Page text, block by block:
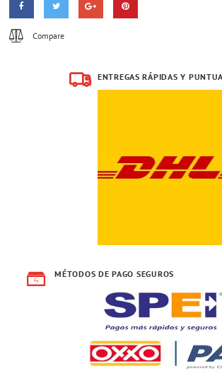
Compare
ENTREGAS RÁPIDAS Y
MÉTODOS DE PAGO SEGUROS